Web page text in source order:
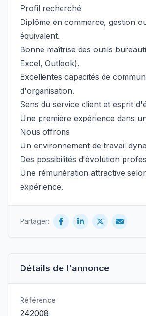
Détails de l'annonce
Référence
242008
Profil recherché
Diplôme en commerce, gestion
équivalent.
Bonne maîtrise des outils
Excel, Outlook).
Excellentes capacités de
d'organisation.
Sens du service client et esprit
Une première expérience dans
Nous offrons
Un environnement de travail
Des possibilités d'évolution
Une rémunération attractive
expérience.
Partager: